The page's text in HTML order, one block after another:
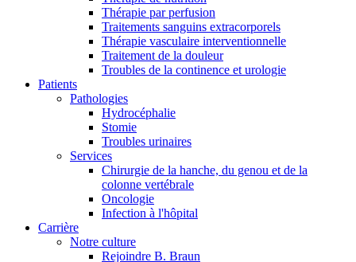
Thérapie par perfusion
Traitements sanguins extracorporels
Thérapie vasculaire interventionnelle
Traitement de la douleur
Troubles de la continence et urologie
Patients
Pathologies
Hydrocéphalie
Stomie
Troubles urinaires
Services
Chirurgie de la hanche, du genou et de la
colonne vertébrale
Oncologie
Infection à l'hôpital
Carrière
Notre culture
Rejoindre B. Braun